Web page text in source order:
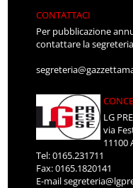
CONTATTACI
Per pubblicazione
contattare la
LG
via
11100
Tel: 0165.231711
Fax: 0165.1820141
E-mail